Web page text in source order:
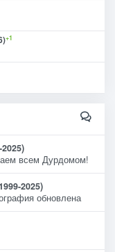
+1
всем Дурдомом!
2025)
обновлена